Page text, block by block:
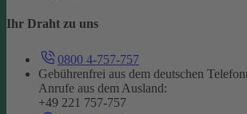
Ihr Draht zu uns
0800 4-757-757
Gebührenfrei aus dem deutschen
Anrufe aus dem Ausland:
+49 221 757-757